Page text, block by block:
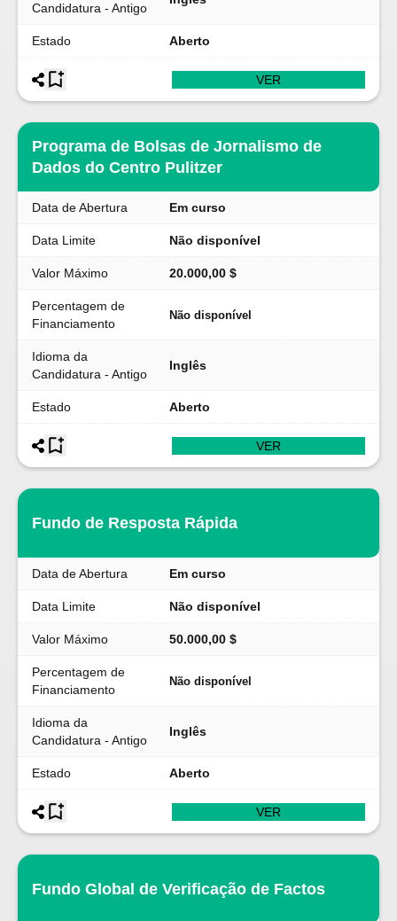
Candidatura - Antigo
Estado Aberto
VER
Programa de Bolsas de Jornalismo de
Dados do Centro Pulitzer
Data de Abertura Em curso
Data Limite Não disponível
Valor Máximo 20.000,00 $
Percentagem de
Financiamento
Não disponível
Idioma da
Candidatura - Antigo
Inglês
Estado Aberto
VER
Fundo de Resposta Rápida
Data de Abertura Em curso
Data Limite Não disponível
Valor Máximo 50.000,00 $
Percentagem de
Financiamento
Não disponível
Idioma da
Candidatura - Antigo
Inglês
Estado Aberto
VER
Fundo Global de Verificação de Factos